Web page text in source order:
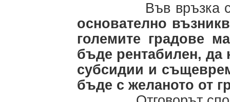
Във връзка
основателно
големите градове
бъде рентабилен, да
субсидии и
бъде с желаното от